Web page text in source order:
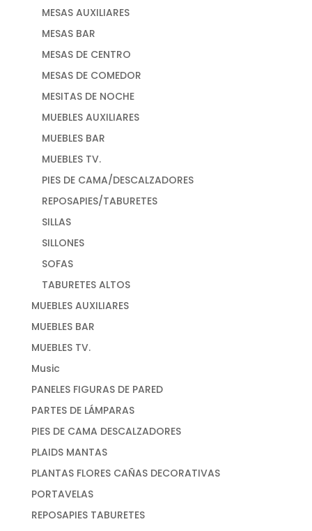
MESAS AUXILIARES
MESAS BAR
MESAS DE CENTRO
MESAS DE COMEDOR
MESITAS DE NOCHE
MUEBLES AUXILIARES
MUEBLES BAR
MUEBLES TV.
PIES DE CAMA/DESCALZADORES
REPOSAPIES/TABURETES
SILLAS
SILLONES
SOFAS
TABURETES ALTOS
MUEBLES AUXILIARES
MUEBLES BAR
MUEBLES TV.
Music
PANELES FIGURAS DE PARED
PARTES DE LÁMPARAS
PIES DE CAMA DESCALZADORES
PLAIDS MANTAS
PLANTAS FLORES CAÑAS DECORATIVAS
PORTAVELAS
REPOSAPIES TABURETES